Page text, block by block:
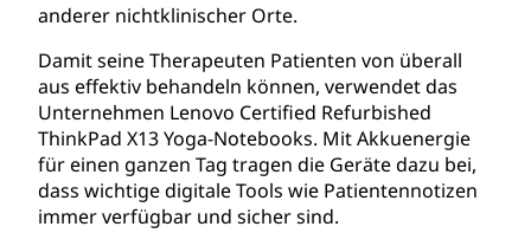
anderer nichtklinischer Orte.
Damit seine Therapeuten Patienten von überall
aus effektiv behandeln können, verwendet das
Unternehmen Lenovo Certified Refurbished
ThinkPad X13 Yoga-Notebooks. Mit Akkuenergie
für einen ganzen Tag tragen die Geräte dazu bei,
dass wichtige digitale Tools wie Patientennotizen
immer verfügbar und sicher sind.